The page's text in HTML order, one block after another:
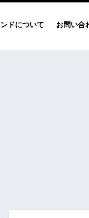
ドについて お問い合